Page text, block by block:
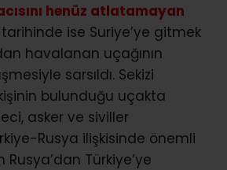
henüz atlatamayan
tarihinde ise Suriye’ye gitmek
havalanan uçağının
sarsıldı. Sekizi
bulunduğu uçakta
asker ve siviller
Rusya ilişkisinde önemli
Türkiye’ye